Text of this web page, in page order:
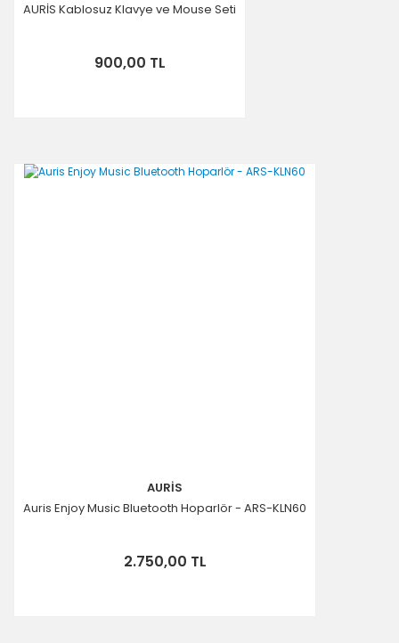
AURİS Kablosuz Klavye ve Mouse Seti
900,00 TL
AURİS
Auris Enjoy Music Bluetooth Hoparlör - ARS-KLN60
2.750,00 TL